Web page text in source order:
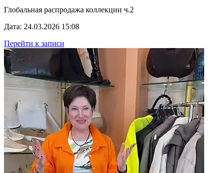
Глобальная распродажа коллекции ч.2
Дата: 24.03.2026 15:08
Перейти к записи